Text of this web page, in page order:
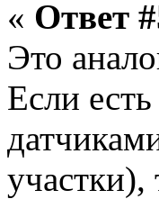
« Ответ
Это
Если